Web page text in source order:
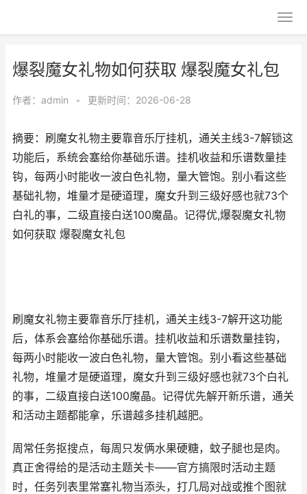
爆裂魔女礼物如何获取 爆裂魔女礼包
作者： admin • 更新时间：2026-06-28
摘要：刷魔女礼物主要靠音乐厅挂机，通关主线3-7解锁这
功能后，系统会塞给你基础乐谱。挂机收益和乐谱数量挂
钩，每两小时能收一波白色礼物，量大管饱。别小看这些
基础礼物，堆量才是硬道理，魔女升到三级好感也就73个
白礼的事，二级直接白送100魔晶。记得优,爆裂魔女礼物
如何获取 爆裂魔女礼包
刷魔女礼物主要靠音乐厅挂机，通关主线3-7解开这功能
后，体系会塞给你基础乐谱。挂机收益和乐谱数量挂钩，
每两小时能收一波白色礼物，量大管饱。别小看这些基础
礼物，堆量才是硬道理，魔女升到三级好感也就73个白礼
的事，二级直接白送100魔晶。记得优先解开新乐谱，通关
和活动主题都能拿，乐谱越多挂机越肥。
周常任务抠搜点，每周只发俩水果硬糖，蚊子腿也是肉。
真正舍得给的是活动主题关卡——官方搞限时活动主题
时，任务列表里常塞礼物当添头，打几局对战或推个图就